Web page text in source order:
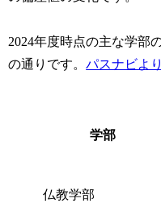
2024年度時点の主な学部
の通りです。パスナビより
学部
仏教学部